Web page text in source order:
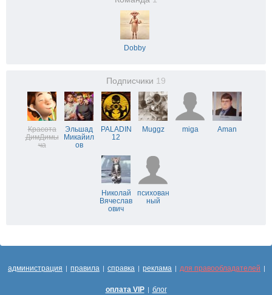
Dobby
Подписчики 19
Красота
ДимДимы
ча
Эльшад
Микайил
ов
PALADIN
12
Muggz miga Aman
Николай
Вячеслав
ович
психован
ный
администрация | правила | справка | реклама | для правообладателей |
оплата VIP | блог